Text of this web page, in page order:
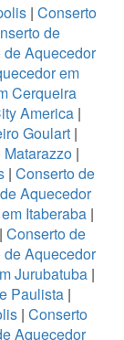
| Conserto
de
Aquecedor
em
Cerqueira
America |
Goulart |
|
| Conserto de
Aquecedor
Itaberaba |
| Conserto de
Aquecedor
Jurubatuba|
Paulista |
| Conserto
Aquecedor